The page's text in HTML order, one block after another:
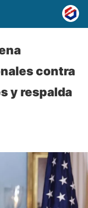
contra
y respalda